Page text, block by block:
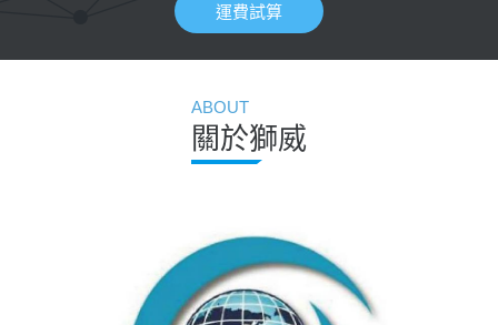
運費試算
ABOUT
關於獅威